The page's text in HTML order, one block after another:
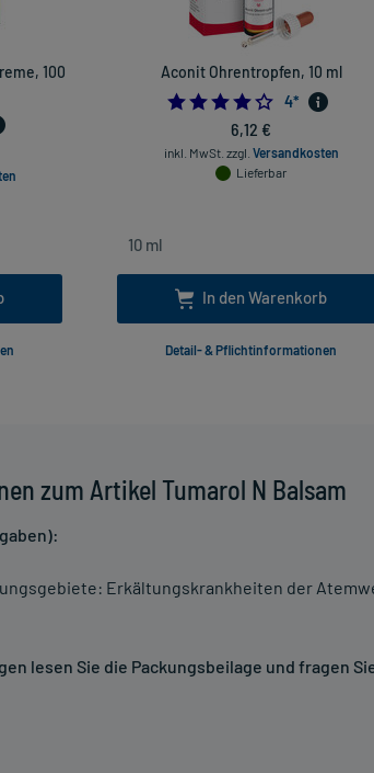
zum Artikel Tumarol N Balsam
Erkältungskrankheiten der
lesen Sie die Packungsbeilage und fragen
100
Aconit Ohrentropfen, 10 ml
3.75
4*
6,12 €
inkl. MwSt. zzgl. Versandkosten
Lieferbar
In den Warenkorb
Detail- & Pflichtinformationen